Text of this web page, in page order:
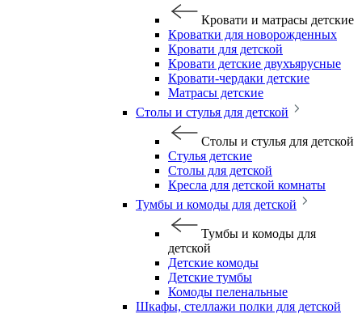
Кровати и матрасы детские
Кроватки для новорожденных
Кровати для детской
Кровати детские двухъярусные
Кровати-чердаки детские
Матрасы детские
Столы и стулья для детской
Столы и стулья для детской
Стулья детские
Столы для детской
Кресла для детской комнаты
Тумбы и комоды для детской
Тумбы и комоды для
детской
Детские комоды
Детские тумбы
Комоды пеленальные
Шкафы, стеллажи полки для детской